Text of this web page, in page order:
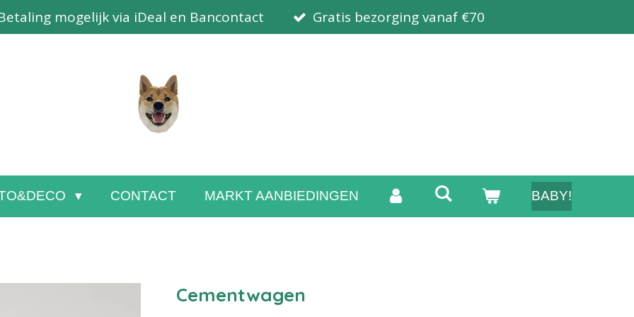
mogelijk via iDeal en Bancontact Gratis bezorging vanaf €70
CONTACT MARKT AANBIEDINGEN BABY!
Cementwagen